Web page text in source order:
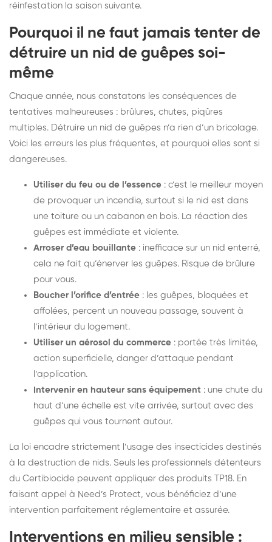
réinfestation la saison suivante.
Pourquoi il ne faut jamais tenter de
détruire un nid de guêpes soi-
même
Chaque année, nous constatons les conséquences de
tentatives malheureuses : brûlures, chutes, piqûres
multiples. Détruire un nid de guêpes n’a rien d’un bricolage.
Voici les erreurs les plus fréquentes, et pourquoi elles sont si
dangereuses.
Utiliser du feu ou de l’essence : c’est le meilleur moyen
de provoquer un incendie, surtout si le nid est dans
une toiture ou un cabanon en bois. La réaction des
guêpes est immédiate et violente.
Arroser d’eau bouillante : inefficace sur un nid enterré,
cela ne fait qu’énerver les guêpes. Risque de brûlure
pour vous.
Boucher l’orifice d’entrée : les guêpes, bloquées et
affolées, percent un nouveau passage, souvent à
l’intérieur du logement.
Utiliser un aérosol du commerce : portée très limitée,
action superficielle, danger d’attaque pendant
l’application.
Intervenir en hauteur sans équipement : une chute du
haut d’une échelle est vite arrivée, surtout avec des
guêpes qui vous tournent autour.
La loi encadre strictement l’usage des insecticides destinés
à la destruction de nids. Seuls les professionnels détenteurs
du Certibiocide peuvent appliquer des produits TP18. En
faisant appel à Need’s Protect, vous bénéficiez d’une
intervention parfaitement réglementaire et assurée.
Interventions en milieu sensible :